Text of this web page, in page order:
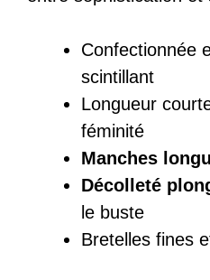
Confectionnée
scintillant
Longueur
féminité
Manches
Décolleté
le buste
Bretelles fines